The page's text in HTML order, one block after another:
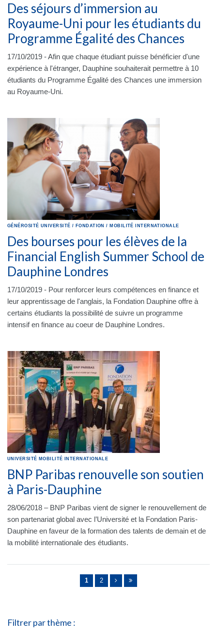
Des séjours d’immersion au
Royaume-Uni pour les étudiants du
Programme Égalité des Chances
17/10/2019 - Afin que chaque étudiant puisse bénéficier d'une
expérience à l'étranger, Dauphine souhaiterait permettre à 10
étudiants du Programme Égalité des Chances une immersion
au Royaume-Uni.
GÉNÉROSITÉ UNIVERSITÉ / FONDATION / MOBILITÉ INTERNATIONALE
Des bourses pour les élèves de la
Financial English Summer School de
Dauphine Londres
17/10/2019 - Pour renforcer leurs compétences en finance et
leur apprentissage de l'anglais, la Fondation Dauphine offre à
certains étudiants la possibilité de suivre un programme
intensif en finance au coeur de Dauphine Londres.
UNIVERSITÉ MOBILITÉ INTERNATIONALE
BNP Paribas renouvelle son soutien
à Paris-Dauphine
28/06/2018 – BNP Paribas vient de signer le renouvellement de
son partenariat global avec l’Université et la Fondation Paris-
Dauphine en faveur de la formation des talents de demain et de
la mobilité internationale des étudiants.
1 2
Filtrer par thème :